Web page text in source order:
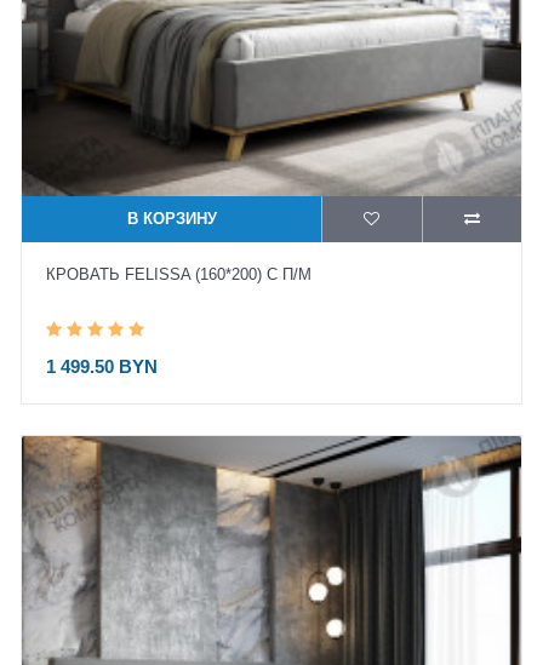
В КОРЗИНУ
КРОВАТЬ FELISSA (160*200) С П/М
1 499.50 BYN